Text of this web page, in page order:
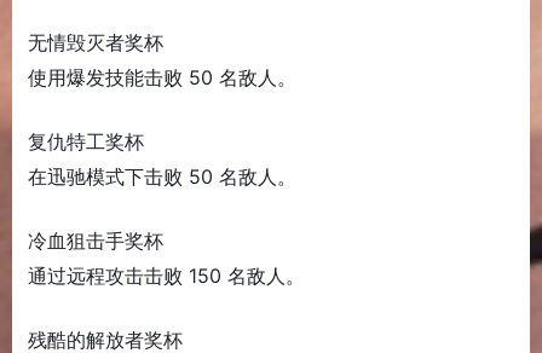
无情毁灭者奖杯
使用爆发技能击败 50 名敌人。
复仇特工奖杯
在迅驰模式下击败 50 名敌人。
冷血狙击手奖杯
通过远程攻击击败 150 名敌人。
残酷的解放者奖杯